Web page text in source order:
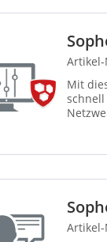
Artikel-
Mit
Artikel-